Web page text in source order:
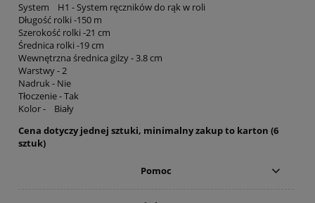
System H1 - System ręczników do rąk w roli
Długość rolki -150 m
Szerokość rolki -21 cm
Średnica rolki -19 cm
Wewnętrzna średnica gilzy - 3.8 cm
Warstwy - 2
Nadruk - Nie
Tłoczenie - Tak
Kolor - Biały
Cena dotyczy jednej sztuki, minimalny zakup to karton (6
sztuk)
Pomoc